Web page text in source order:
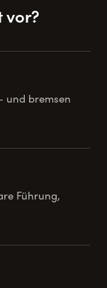
vor?
und bremsen
Führung,